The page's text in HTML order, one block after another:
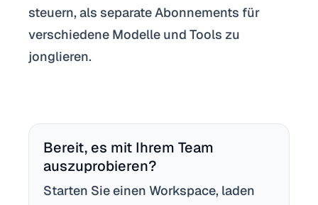
steuern, als separate Abonnements für
verschiedene Modelle und Tools zu
jonglieren.
Bereit, es mit Ihrem Team
auszuprobieren?
Starten Sie einen Workspace, laden